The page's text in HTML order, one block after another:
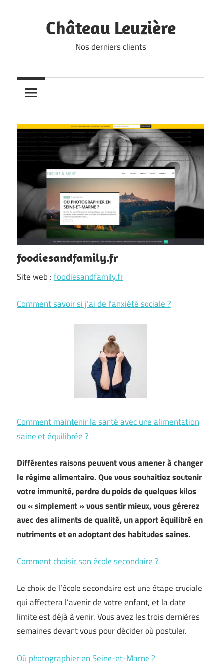
Château Leuzière
Nos derniers clients
foodiesandfamily.fr
Site web :foodiesandfamily.fr
Comment savoir si j’ai de l’anxiété sociale ?
Comment maintenir la santé avec une alimentation
saine et équilibrée ?
Différentes raisons peuvent vous amener à changer
le régime alimentaire. Que vous souhaitiez soutenir
votre immunité, perdre du poids de quelques kilos
ou « simplement » vous sentir mieux, vous gérerez
avec des aliments de qualité, un apport équilibré en
nutriments et en adoptant des habitudes saines.
Comment choisir son école secondaire ?
Le choix de l’école secondaire est une étape cruciale
qui affectera l’avenir de votre enfant, et la date
limite est déjà à venir. Vous avez les trois dernières
semaines devant vous pour décider où postuler.
Où photographier en Seine-et-Marne ?